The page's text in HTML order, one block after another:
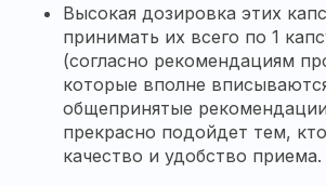
Высокая дозировка этих
принимать их всего по 1
(согласно рекомендациям
которые вполне
общепринятые
прекрасно подойдет тем,
качество и удобство приема.